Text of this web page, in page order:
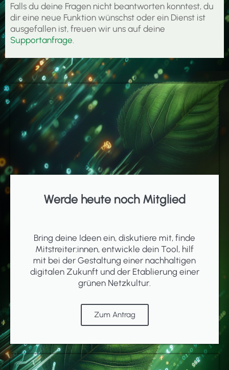
Falls du deine Fragen nicht beantworten konntest, du
dir eine neue Funktion wünschst oder ein Dienst ist
ausgefallen ist, freuen wir uns auf deine
Supportanfrage
Werde heute noch Mitglied
Bring deine Ideen ein, diskutiere mit, finde
Mitstreiter:innen, entwickle dein Tool, hilf
mit bei der Gestaltung einer nachhaltigen
digitalen Zukunft und der Etablierung einer
grünen Netzkultur.
Zum Antrag